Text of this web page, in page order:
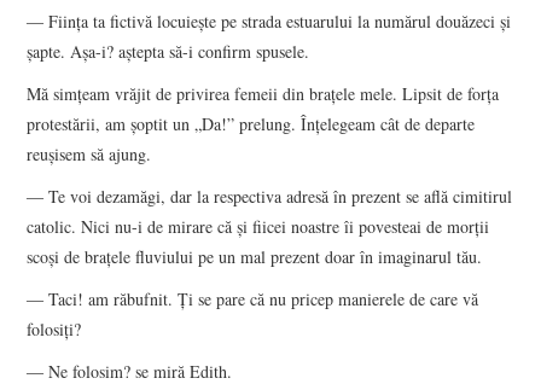
― Fiinţa ta fictivă locuieşte pe strada estuarului la numărul douăzeci şi
şapte. Aşa-i? aştepta să-i confirm spusele.
Mă simţeam vrăjit de privirea femeii din braţele mele. Lipsit de forţa
protestării, am şoptit un „Da!” prelung. Înţelegeam cât de departe
reuşisem să ajung.
― Te voi dezamăgi, dar la respectiva adresă în prezent se află cimitirul
catolic. Nici nu-i de mirare că şi fiicei noastre îi povesteai de morţii
scoşi de braţele fluviului pe un mal prezent doar în imaginarul tău.
― Taci! am răbufnit. Ţi se pare că nu pricep manierele de care vă
folosiţi?
― Ne folosim? se miră Edith.